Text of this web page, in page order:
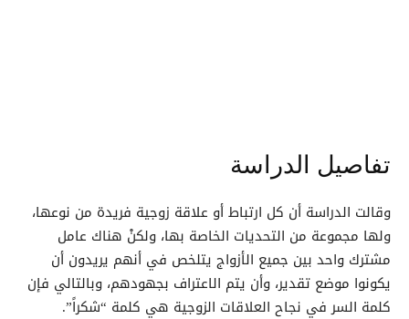
تفاصيل الدراسة
وقالت الدراسة أن كل ارتباط أو علاقة زوجية فريدة من نوعها،
ولها مجموعة من التحديات الخاصة بها، ولكنْ هناك عامل
مشترك واحد بين جميع الأزواج يتلخص في أنهم يريدون أن
يكونوا موضع تقدير، وأن يتم الاعتراف بجهودهم، وبالتالي فإن
كلمة السر في نجاح العلاقات الزوجية هي كلمة “شكراً”.